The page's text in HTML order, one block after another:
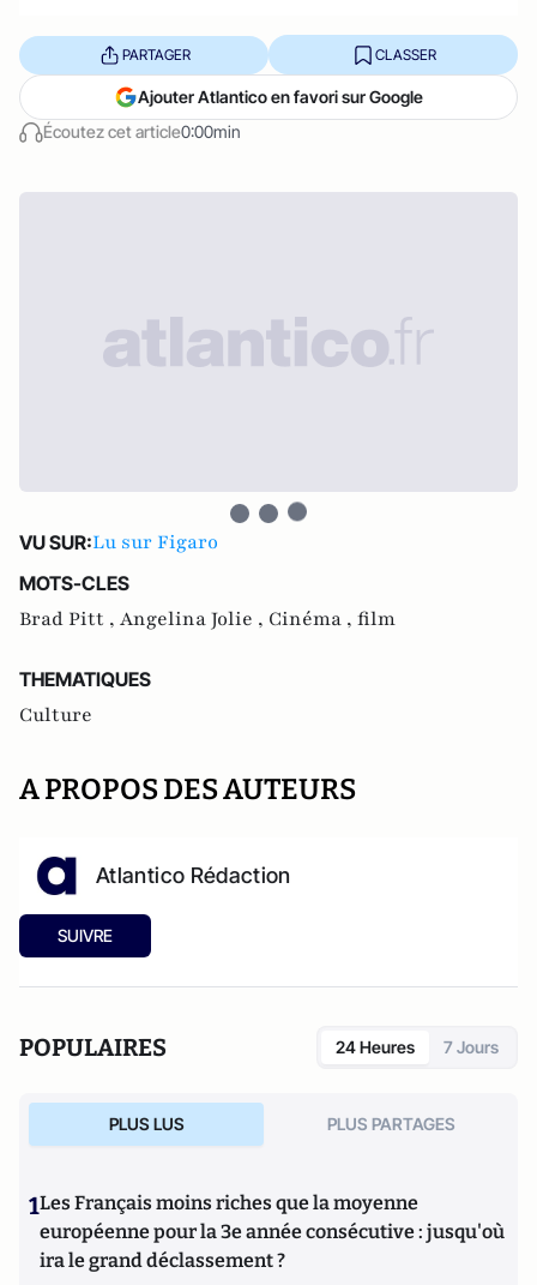
Écoutez cet article0:00min
PARTAGER CLASSER
Ajouter Atlantico en favori sur Google
VU SUR:Lu sur Figaro
MOTS-CLES
Brad Pitt , Angelina Jolie , Cinéma , film
THEMATIQUES
Culture
A PROPOS DES AUTEURS
Atlantico Rédaction
SUIVRE
POPULAIRES 24 Heures 7 Jours
PLUS LUS PLUS PARTAGES
1Les Français moins riches que la moyenne
européenne pour la 3e année consécutive : jusqu'où
ira le grand déclassement ?